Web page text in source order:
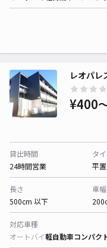
レオパレ
¥400
貸出時間
24時間営業
タ
平
長さ
500cm 以下
車幅
対応車種
オートバイ軽自動車コンパク